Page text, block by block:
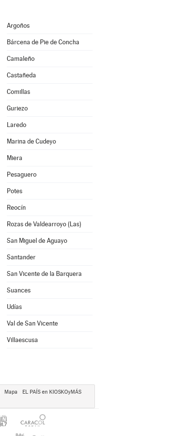
Argoños
Bárcena de Pie de Concha
Camaleño
Castañeda
Comillas
Guriezo
Laredo
Marina de Cudeyo
Miera
Pesaguero
Potes
Reocín
Rozas de Valdearroyo (Las)
San Miguel de Aguayo
Santander
San Vicente de la Barquera
Suances
Udías
Val de San Vicente
Villaescusa
Mapa
EL PAÍS en KIOSKOyMÁS